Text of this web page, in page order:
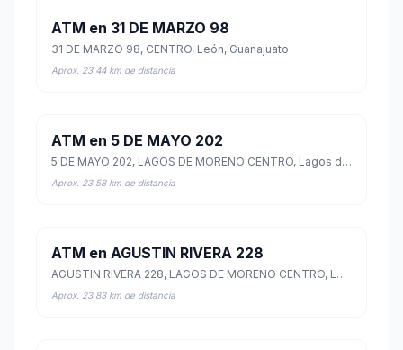
ATM en 31 DE MARZO 98
31 DE MARZO 98, CENTRO, León, Guanajuato
Aprox. 23.44 km de distancia
ATM en 5 DE MAYO 202
5 DE MAYO 202, LAGOS DE MORENO CENTRO, Lagos de Moreno, Jalisco
Aprox. 23.58 km de distancia
ATM en AGUSTIN RIVERA 228
AGUSTIN RIVERA 228, LAGOS DE MORENO CENTRO, Lagos de Moreno, Jalisco
Aprox. 23.83 km de distancia